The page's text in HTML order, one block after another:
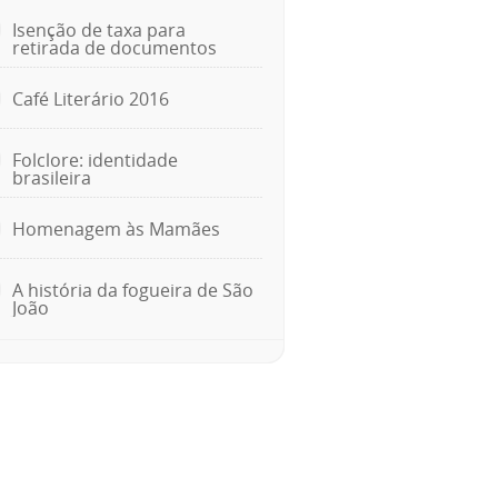
Isenção de taxa para
retirada de documentos
Café Literário 2016
Folclore: identidade
brasileira
Homenagem às Mamães
A história da fogueira de São
João